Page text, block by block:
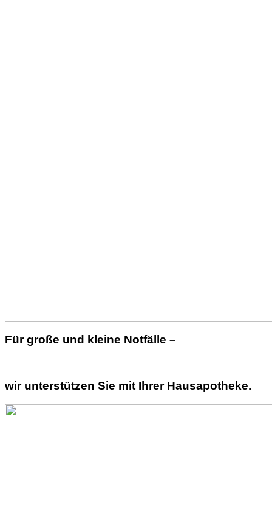
Für große und kleine Notfälle –
wir unterstützen Sie mit Ihrer Hausapotheke.